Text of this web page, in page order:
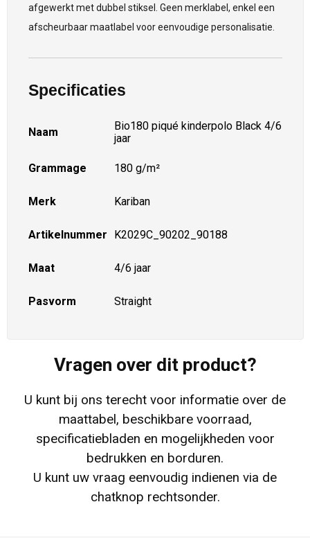
afgewerkt met dubbel stiksel. Geen merklabel, enkel een
afscheurbaar maatlabel voor eenvoudige personalisatie.
Specificaties
Naam
Bio180 piqué kinderpolo Black 4/6
jaar
Grammage 180 g/m²
Merk Kariban
Artikelnummer K2029C_90202_90188
Maat 4/6 jaar
Pasvorm Straight
Vragen over dit product?
U kunt bij ons terecht voor informatie over de
maattabel, beschikbare voorraad,
specificatiebladen en mogelijkheden voor
bedrukken en borduren.
U kunt uw vraag eenvoudig indienen via de
chatknop rechtsonder.